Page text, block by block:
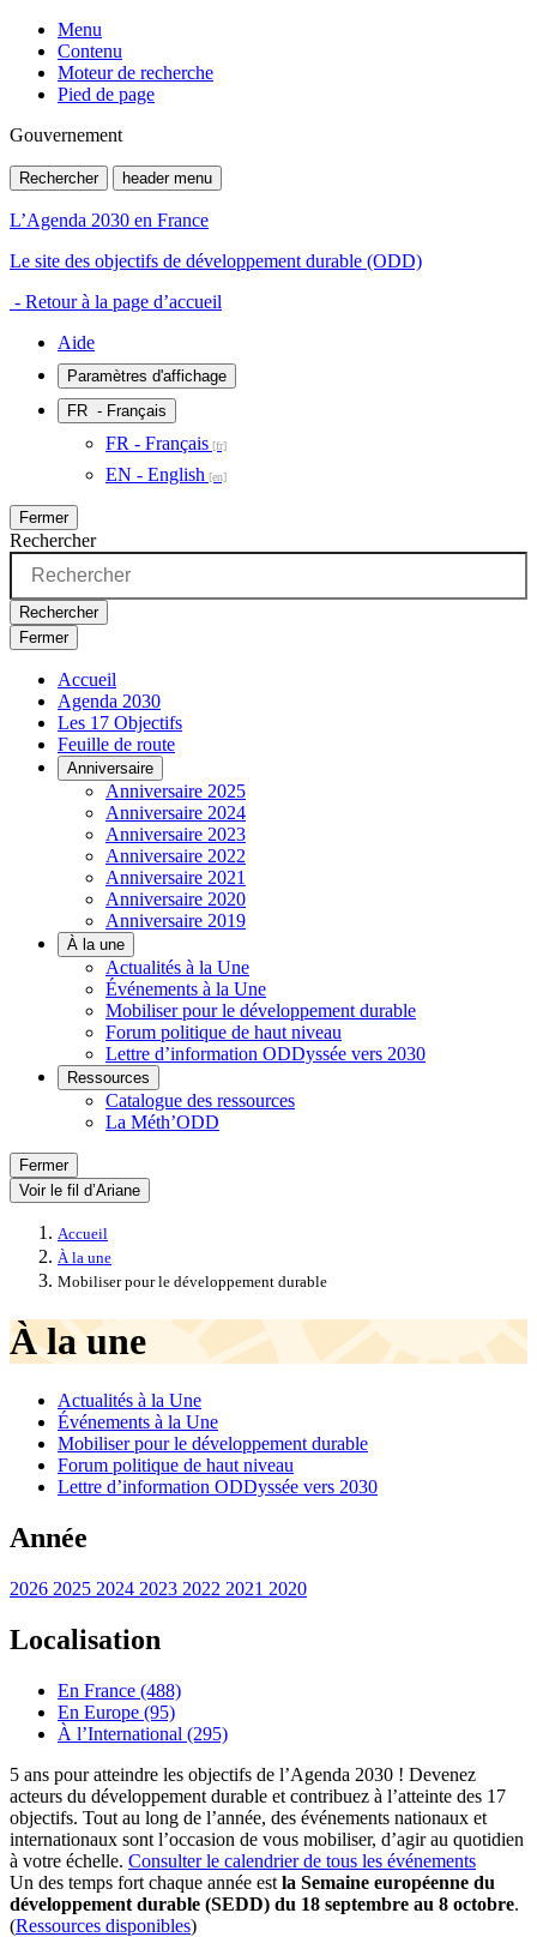
Menu
Contenu
Moteur de recherche
Pied de page
Gouvernement
Rechercher header menu
L’Agenda 2030 en France
Le site des objectifs de développement durable (ODD)
- Retour à la page d’accueil
Aide
Paramètres d'affichage
FR - Français
FR - Français
EN - English
Fermer
Rechercher
Rechercher
Fermer
Accueil
Agenda 2030
Les 17 Objectifs
Feuille de route
Anniversaire
Anniversaire 2025
Anniversaire 2024
Anniversaire 2023
Anniversaire 2022
Anniversaire 2021
Anniversaire 2020
Anniversaire 2019
À la une
Actualités à la Une
Événements à la Une
Mobiliser pour le développement durable
Forum politique de haut niveau
Lettre d’information ODDyssée vers 2030
Ressources
Catalogue des ressources
La Méth’ODD
Fermer
Voir le fil d’Ariane
Accueil
À la une
Mobiliser pour le développement durable
À la une
Actualités à la Une
Événements à la Une
Mobiliser pour le développement durable
Forum politique de haut niveau
Lettre d’information ODDyssée vers 2030
Année
2026 2025 2024 2023 2022 2021 2020
Localisation
En France (488)
En Europe (95)
À l’International (295)
5 ans pour atteindre les objectifs de l’Agenda 2030 ! Devenez
acteurs du développement durable et contribuez à l’atteinte des 17
objectifs. Tout au long de l’année, des événements nationaux et
internationaux sont l’occasion de vous mobiliser, d’agir au quotidien
à votre échelle. Consulter le calendrier de tous les événements
Un des temps fort chaque année est la Semaine européenne du
développement durable (SEDD) du 18 septembre au 8 octobre.
(Ressources disponibles)